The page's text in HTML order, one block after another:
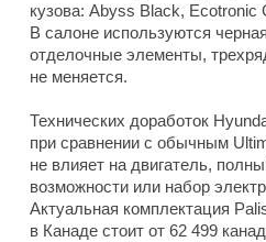
кузова: Abyss Black, Ecotronic
В салоне используются
отделочные элементы,
не меняется.
Технических доработок
при сравнении с обычным
не влияет на двигатель,
возможности или набор
Актуальная комплектация
в Канаде стоит от 62 499